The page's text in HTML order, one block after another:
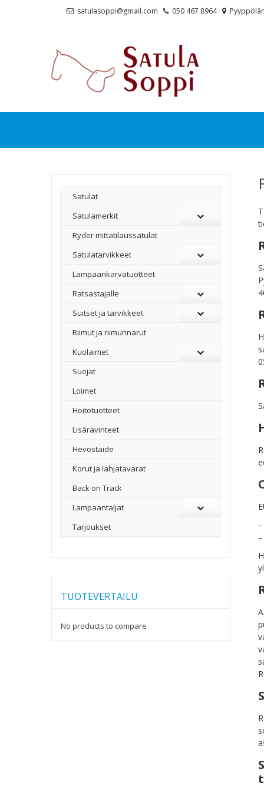
satulasoppi@gmail.com 050 467 8964
Satulat
Satulamerkit
Ryder mittatilaussatulat
Satulatarvikkeet
–
Lampaankarvatuotteet
Ratsastajalle
Suitset ja tarvikkeet
Riimut ja riimunnarut
Kuolaimet
Suojat
Loimet
Hoitotuotteet
Lisäravinteet
Hevostaide
Korut ja lahjatavarat
Back on Track
Lampaantaljat
Tarjoukset
TUOTEVERTAILU
No products to compare